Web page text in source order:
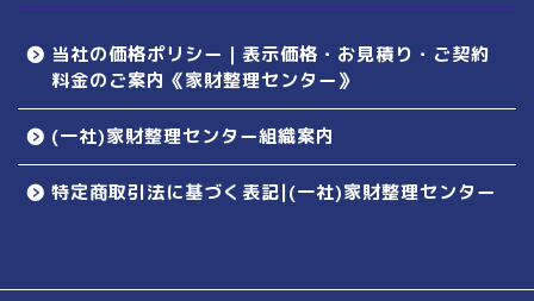
当社の価格ポリシー｜表示価格・お見積り・ご契約
料金のご案内《家財整理センター》
(一社)家財整理センター組織案内
特定商取引法に基づく表記|(一社)家財整理センター